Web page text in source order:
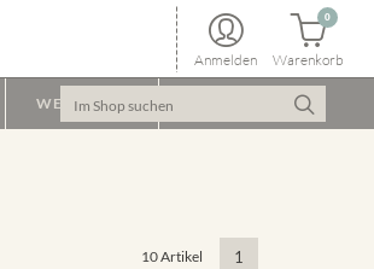
Anmelden Warenkorb
0
WEINPAKET
10 Artikel 1